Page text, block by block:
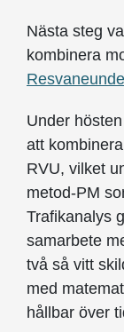
Nästa steg
kombinera
Under
att
RVU, vilket
metod-PM
Trafikanalys
samarbete
två så vitt
med
hållbar över